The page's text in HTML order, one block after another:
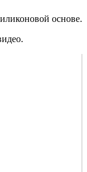
основе.